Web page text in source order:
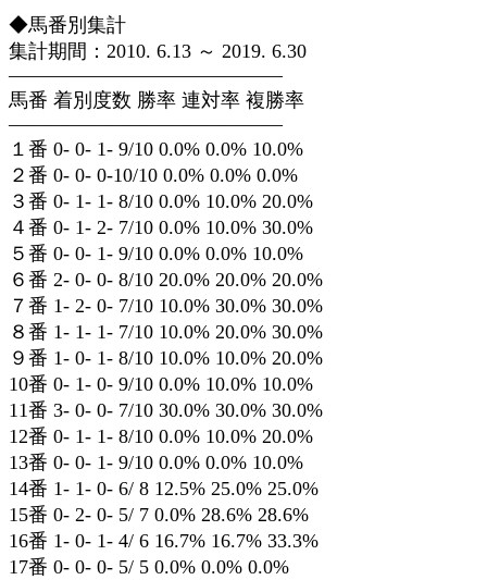
◆馬番別集計
集計期間：2010. 6.13 ～ 2019. 6.30
——————————————
馬番 着別度数 勝率 連対率 複勝率
——————————————
１番 0- 0- 1- 9/10 0.0% 0.0% 10.0%
２番 0- 0- 0-10/10 0.0% 0.0% 0.0%
３番 0- 1- 1- 8/10 0.0% 10.0% 20.0%
４番 0- 1- 2- 7/10 0.0% 10.0% 30.0%
５番 0- 0- 1- 9/10 0.0% 0.0% 10.0%
６番 2- 0- 0- 8/10 20.0% 20.0% 20.0%
７番 1- 2- 0- 7/10 10.0% 30.0% 30.0%
８番 1- 1- 1- 7/10 10.0% 20.0% 30.0%
９番 1- 0- 1- 8/10 10.0% 10.0% 20.0%
10番 0- 1- 0- 9/10 0.0% 10.0% 10.0%
11番 3- 0- 0- 7/10 30.0% 30.0% 30.0%
12番 0- 1- 1- 8/10 0.0% 10.0% 20.0%
13番 0- 0- 1- 9/10 0.0% 0.0% 10.0%
14番 1- 1- 0- 6/ 8 12.5% 25.0% 25.0%
15番 0- 2- 0- 5/ 7 0.0% 28.6% 28.6%
16番 1- 0- 1- 4/ 6 16.7% 16.7% 33.3%
17番 0- 0- 0- 5/ 5 0.0% 0.0% 0.0%